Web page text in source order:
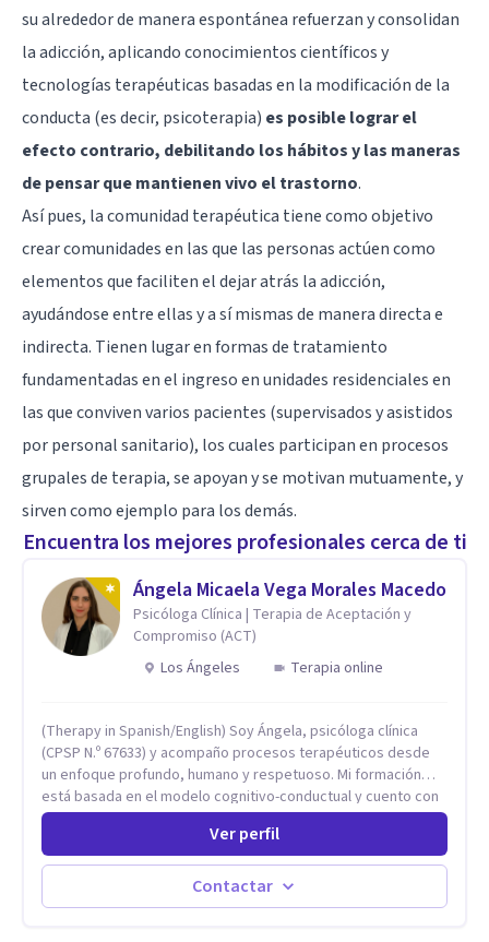
su alrededor de manera espontánea refuerzan y consolidan
la adicción, aplicando conocimientos científicos y
tecnologías terapéuticas basadas en la modificación de la
conducta (es decir, psicoterapia) es posible lograr el
efecto contrario, debilitando los hábitos y las maneras
de pensar que mantienen vivo el trastorno.
Así pues, la comunidad terapéutica tiene como objetivo
crear comunidades en las que las personas actúen como
elementos que faciliten el dejar atrás la adicción,
ayudándose entre ellas y a sí mismas de manera directa e
indirecta. Tienen lugar en formas de tratamiento
fundamentadas en el ingreso en unidades residenciales en
las que conviven varios pacientes (supervisados y asistidos
por personal sanitario), los cuales participan en procesos
grupales de terapia, se apoyan y se motivan mutuamente, y
sirven como ejemplo para los demás.
Encuentra los mejores profesionales cerca de ti
Ángela Micaela Vega Morales Macedo
Psicóloga Clínica | Terapia de Aceptación y
Compromiso (ACT)
Los Ángeles
Terapia online
(Therapy in Spanish/English) Soy Ángela, psicóloga clínica
(CPSP N.º 67633) y acompaño procesos terapéuticos desde
un enfoque profundo, humano y respetuoso. Mi formación
está basada en el modelo cognitivo-conductual y cuento con
especialización en Terapia de Aceptación y Compromiso
(ACT), formada en Fundación Foro, Argentina. Estos estudios,
junto con mi desarrollo profesional, me han permitido
construir una base sólida desde la cual acompaño cada
proceso con sensibilidad, criterio clínico y una mirada
Ver perfil
Contactar